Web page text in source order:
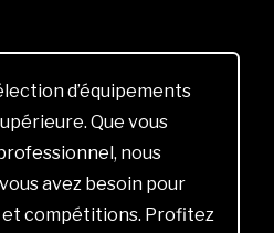
d’équipements
Que vous
nous
avez besoin pour
compétitions. Profitez